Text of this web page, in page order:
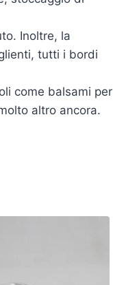
Inoltre, la
tutti i bordi
come balsami per
altro ancora.